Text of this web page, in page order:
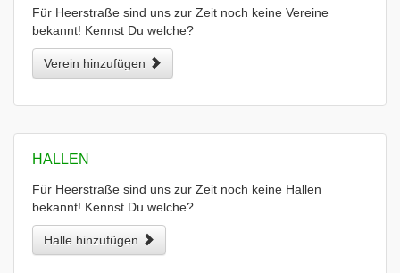
Für Heerstraße sind uns zur Zeit noch keine Vereine
bekannt! Kennst Du welche?
Verein hinzufügen
HALLEN
Für Heerstraße sind uns zur Zeit noch keine Hallen
bekannt! Kennst Du welche?
Halle hinzufügen